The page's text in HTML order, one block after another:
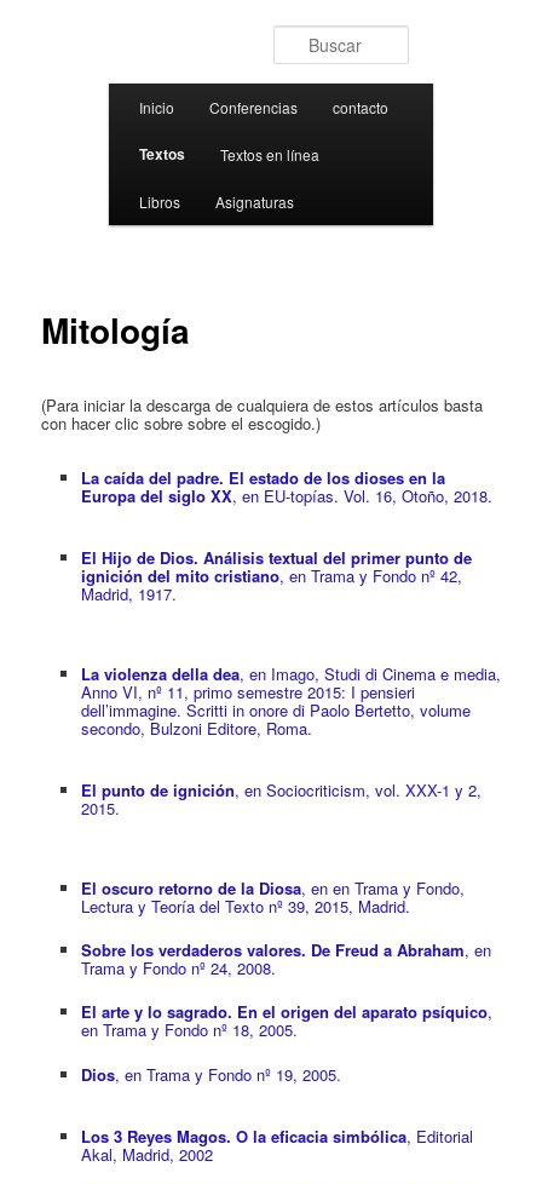
Buscar
Inicio Conferencias contacto
Textos Textos en línea
Libros Asignaturas
Mitología
(Para iniciar la descarga de cualquiera de estos artículos basta
con hacer clic sobre sobre el escogido.)
La caída del padre. El estado de los dioses en la
Europa del siglo XX, en EU-topías. Vol. 16, Otoño, 2018.
El Hijo de Dios. Análisis textual del primer punto de
ignición del mito cristiano, en Trama y Fondo nº 42,
Madrid, 1917.
La violenza della dea, en Imago, Studi di Cinema e media,
Anno VI, nº 11, primo semestre 2015: I pensieri
dell’immagine. Scritti in onore di Paolo Bertetto, volume
secondo, Bulzoni Editore, Roma.
El punto de ignición, en Sociocriticism, vol. XXX-1 y 2,
2015.
El oscuro retorno de la Diosa, en en Trama y Fondo,
Lectura y Teoría del Texto nº 39, 2015, Madrid.
Sobre los verdaderos valores. De Freud a Abraham, en
Trama y Fondo nº 24, 2008.
El arte y lo sagrado. En el origen del aparato psíquico,
en Trama y Fondo nº 18, 2005.
Dios, en Trama y Fondo nº 19, 2005.
Los 3 Reyes Magos. O la eficacia simbólica, Editorial
Akal, Madrid, 2002